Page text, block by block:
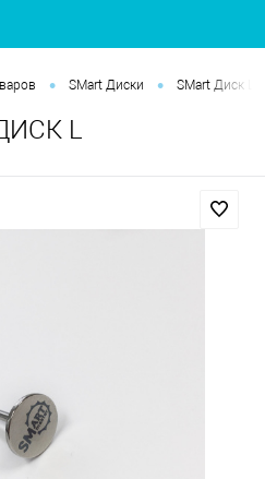
• SMart Диски • SMart Диск L
L